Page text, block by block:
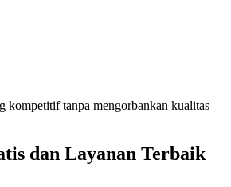
kompetitif tanpa mengorbankan kualitas
dan Layanan Terbaik